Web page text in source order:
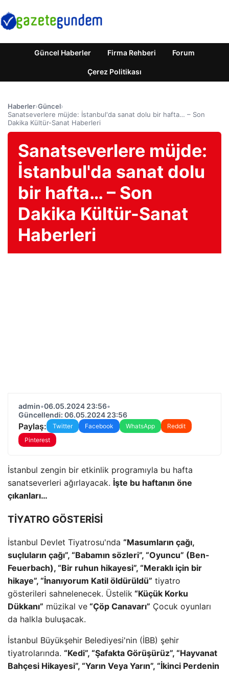
Güncel Haberler Firma Rehberi Forum
Çerez Politikası
Haberler›Güncel›
Sanatseverlere müjde: İstanbul'da sanat dolu bir hafta… – Son
Dakika Kültür-Sanat Haberleri
Sanatseverlere müjde:
İstanbul'da sanat dolu
bir hafta… – Son
Dakika Kültür-Sanat
Haberleri
admin•06.05.2024 23:56•
Güncellendi: 06.05.2024 23:56
Paylaş: Twitter Facebook WhatsApp
Reddit
Pinterest
İstanbul zengin bir etkinlik programıyla bu hafta
sanatseverleri ağırlayacak. İşte bu haftanın öne
çıkanları…
TİYATRO GÖSTERİSİ
İstanbul Devlet Tiyatrosu'nda “Masumların çağı,
suçluların çağı”, “Babamın sözleri”, “Oyuncu” (Ben-
Feuerbach), “Bir ruhun hikayesi”, “Meraklı için bir
hikaye”, “İnanıyorum Katil öldürüldü” tiyatro
gösterileri sahnelenecek. Üstelik “Küçük Korku
Dükkanı” müzikal ve “Çöp Canavarı” Çocuk oyunları
da halkla buluşacak.
İstanbul Büyükşehir Belediyesi'nin (İBB) şehir
tiyatrolarında. “Kedi”, “Şafakta Görüşürüz”, “Hayvanat
Bahçesi Hikayesi”, “Yarın Veya Yarın”, “İkinci Perdenin